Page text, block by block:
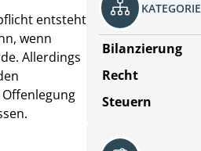
entsteht
wenn
Allerdings
Bilanzierung
Recht
Steuern